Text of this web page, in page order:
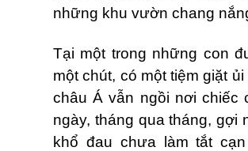
những khu vườn chang
Tại một trong những con
một chút, có một tiệm giặt
châu Á vẫn ngồi nơi chiếc
ngày, tháng qua tháng, gợi
khổ đau chưa làm tắt